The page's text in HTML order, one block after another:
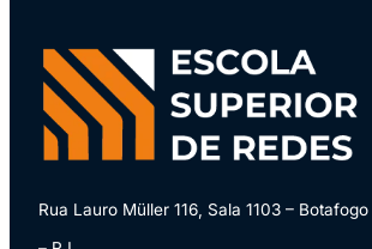
Rua Lauro Müller 116, Sala 1103 –